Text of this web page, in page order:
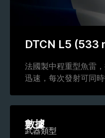
DTCN L5 (533
法國製中程重型魚雷
迅速，每次發射可同時
數據
武器類型